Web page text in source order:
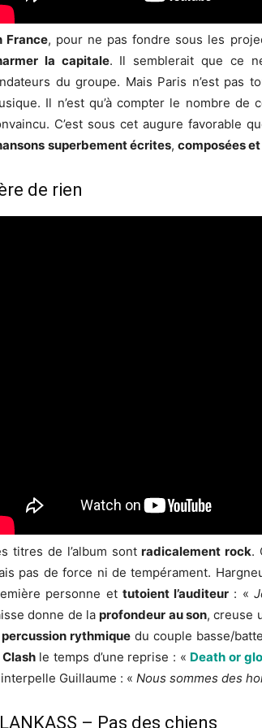
France, pour ne pas fondre sous les
la capitale. Il semblerait que ce
du groupe. Mais Paris n’est pas
Il n’est qu’à compter le nombre
C’est sous cet augure favorable
superbement écrites, composées
de rien
titres de l’album sont radicalement rock.
pas de force ni de tempérament.
personne et tutoient l’auditeur : «
donne de laprofondeur au son, creuse
percussion rythmique du couple basse/
Clashle temps d’une reprise : « Death or
interpelle Guillaume : « Nous sommes des
– Pas des chiens